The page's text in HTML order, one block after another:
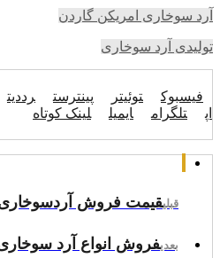
آرد سوخاری امریکن گاردن
تولیدی آرد سوخاری
فیسبوک توئیتر پینترست رددیت
اپ
تلگرام ایمیل لینک کوتاه
قبلیقیمت فروش
بعدیفروش انواع آرد